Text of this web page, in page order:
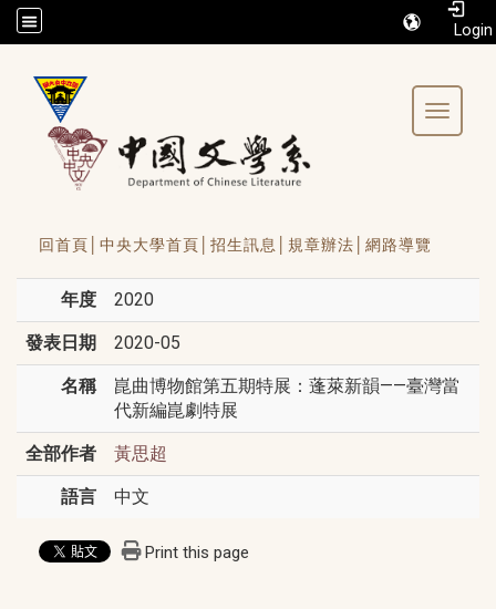
/accesskey"" title="Toolbar">:::
Toggle
回首頁│ 中央大學首頁│ 招生訊息│ 規章辦法│ 網路導覽
年度 2020
發表日期 2020-05
名稱
崑曲博物館第五期特展：蓬萊新韻——臺灣當
代新編崑劇特展
全部作者 黃思超
語言 中文
Print this page